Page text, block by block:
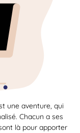
une aventure, qui
Chacun a ses
là pour apporter